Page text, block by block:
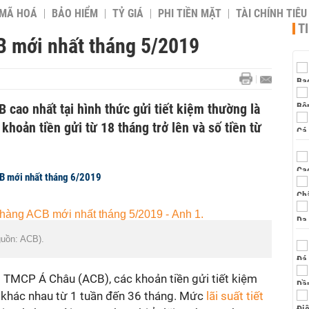
HOÁ BẢO HIỂM TỶ GIÁ PHI TIỀN MẶT TÀI CHÍNH TIÊU
mới nhất tháng 5/2019
cao nhất tại hình thức gửi tiết kiệm thường là
khoản tiền gửi từ 18 tháng trở lên và số tiền từ
mới nhất tháng 6/2019
ACB).
Á Châu (ACB), các khoản tiền gửi tiết kiệm
nhau từ 1 tuần đến 36 tháng. Mức lãi suất tiết